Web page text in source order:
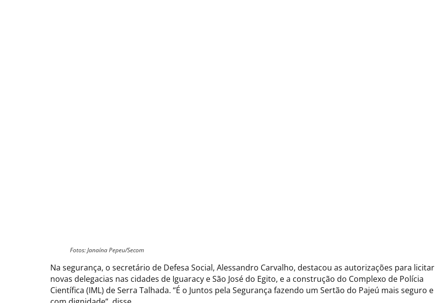
Fotos: Janaína Pepeu/Secom
Na segurança, o secretário de Defesa Social, Alessandro Carvalho, destacou as autorizações para licitar
novas delegacias nas cidades de Iguaracy e São José do Egito, e a construção do Complexo de Polícia
Científica (IML) de Serra Talhada. “É o Juntos pela Segurança fazendo um Sertão do Pajeú mais seguro e